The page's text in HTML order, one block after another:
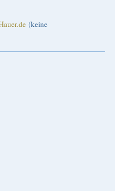
(keine